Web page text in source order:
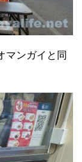
マンガイと同